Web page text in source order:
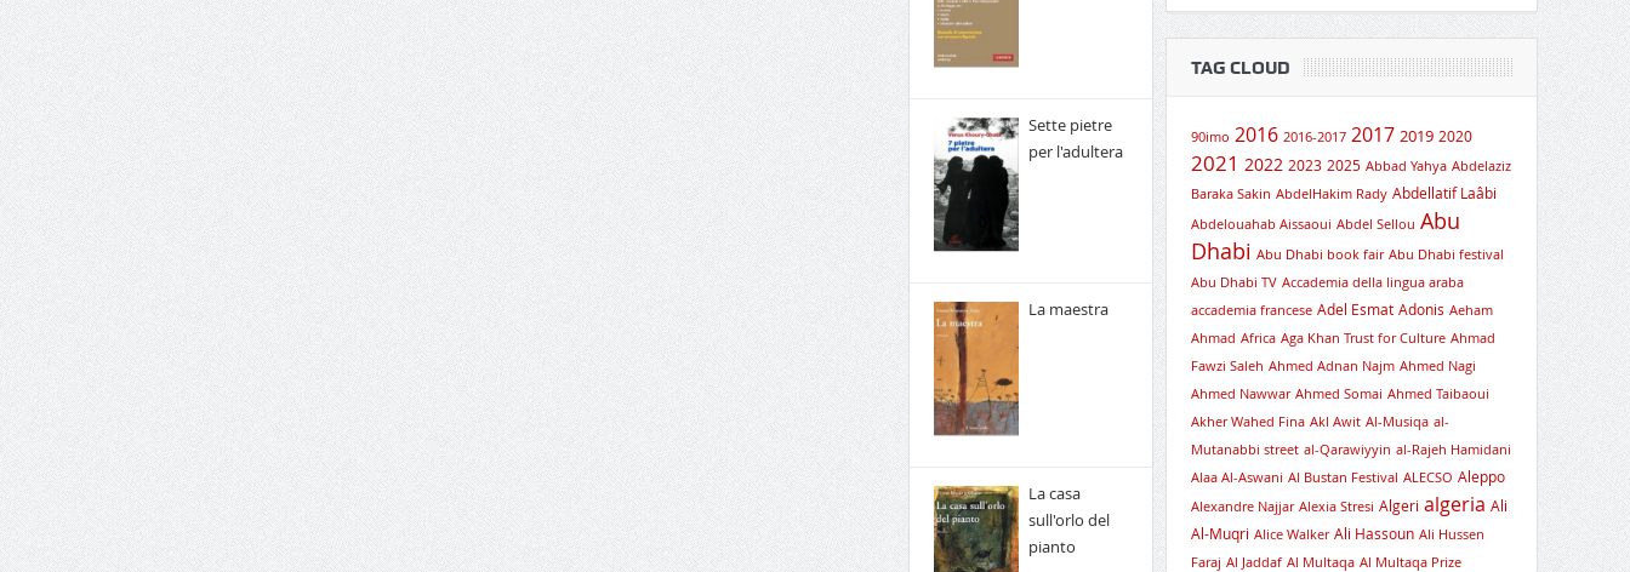
Sette pietre
per l'adultera
La maestra
La casa
sull'orlo del
pianto
TAG CLOUD
90imo 2016 2016-2017 2017 2019 2020
2021 2022 2023 2025 Abbad Yahya Abdelaziz
Baraka Sakin AbdelHakim Rady Abdellatif Laâbi
Abdelouahab Aissaoui Abdel Sellou Abu
Dhabi Abu Dhabi book fair Abu Dhabi festival
Abu Dhabi TV Accademia della lingua araba
accademia francese Adel Esmat Adonis Aeham
Ahmad Africa Aga Khan Trust for Culture Ahmad
Fawzi Saleh Ahmed Adnan Najm Ahmed Nagi
Ahmed Nawwar Ahmed Somai Ahmed Taibaoui
Akher Wahed Fina Akl Awit Al-Musiqa al-
Mutanabbi street al-Qarawiyyin al-Rajeh Hamidani
Alaa Al-Aswani Al Bustan Festival ALECSO Aleppo
Alexandre Najjar Alexia Stresi Algeri algeria Ali
Al-Muqri Alice Walker Ali Hassoun Ali Hussen
Faraj Al Jaddaf Al Multaqa Al Multaqa Prize